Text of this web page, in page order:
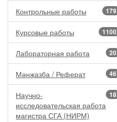
179
Контрольные работы
1100
Курсовые работы
20
Лабораторная работа
46
Мәнжазба / Реферат
18
Научно-
исследовательская работа
магистра СГА (НИРМ)